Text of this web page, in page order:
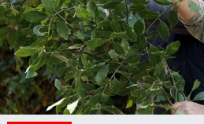
Sağlık
Spor
Yaşam